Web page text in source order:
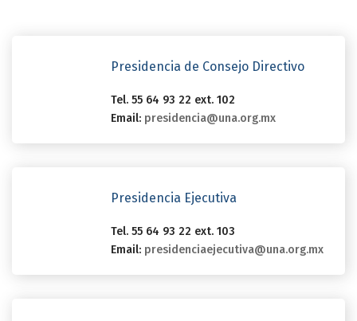
Presidencia de Consejo Directivo
Tel. 55 64 93 22 ext. 102
Email: presidencia@una.org.mx
Presidencia Ejecutiva
Tel. 55 64 93 22 ext. 103
Email: presidenciaejecutiva@una.org.mx